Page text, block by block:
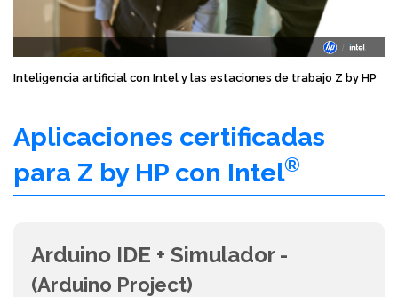
Inteligencia artificial con Intel y las estaciones de trabajo Z by HP
Aplicaciones certificadas
para Z by HP con Intel®
Arduino IDE + Simulador -
(Arduino Project)